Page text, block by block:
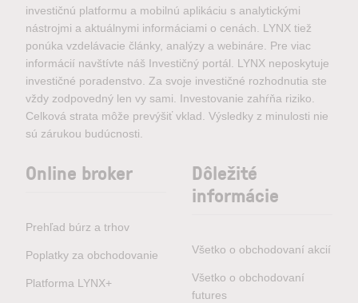
investičnú platformu a mobilnú aplikáciu s analytickými
nástrojmi a aktuálnymi informáciami o cenách. LYNX tiež
ponúka vzdelávacie články, analýzy a webináre. Pre viac
informácií navštívte náš Investičný portál. LYNX neposkytuje
investičné poradenstvo. Za svoje investičné rozhodnutia ste
vždy zodpovedný len vy sami. Investovanie zahŕňa riziko.
Celková strata môže prevýšiť vklad. Výsledky z minulosti nie
sú zárukou budúcnosti.
Online broker
Prehľad búrz a trhov
Poplatky za obchodovanie
Platforma LYNX+
Dôležité
informácie
Všetko o obchodovaní akcií
Všetko o obchodovaní
futures